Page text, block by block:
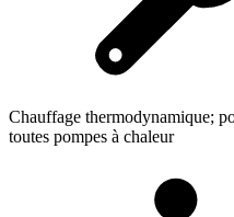
Chauffage thermodynamique;
toutes pompes à chaleur